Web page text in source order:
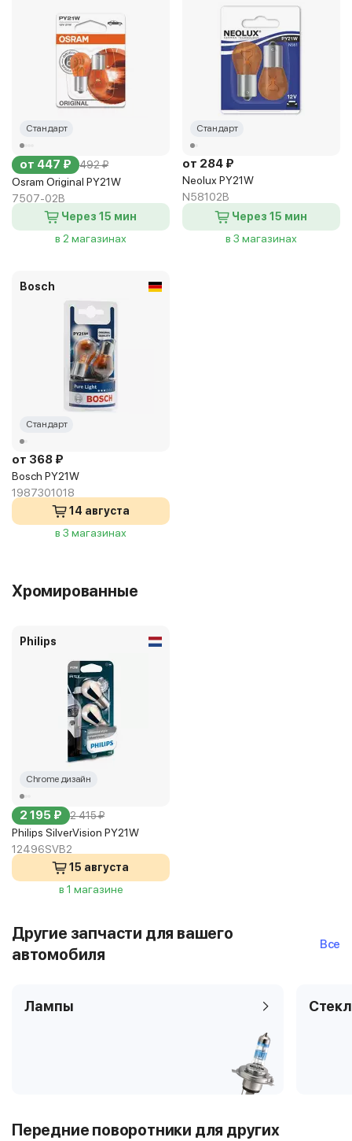
Стандарт
от 447 ₽ 492 ₽
Osram Original PY21W
7507-02B
Через 15 мин
в 2 магазинах
Стандарт
от 284 ₽
Neolux PY21W
N58102B
Через 15 мин
в 3 магазинах
Bosch
Стандарт
от 368 ₽
Bosch PY21W
1987301018
14 августа
в 3 магазинах
Хромированные
Philips
Chrome дизайн
2 195 ₽ 2 415 ₽
Philips SilverVision PY21W
12496SVB2
15 августа
в 1 магазине
Другие запчасти для вашего
автомобиля
Все
Лампы
Передние поворотники для других